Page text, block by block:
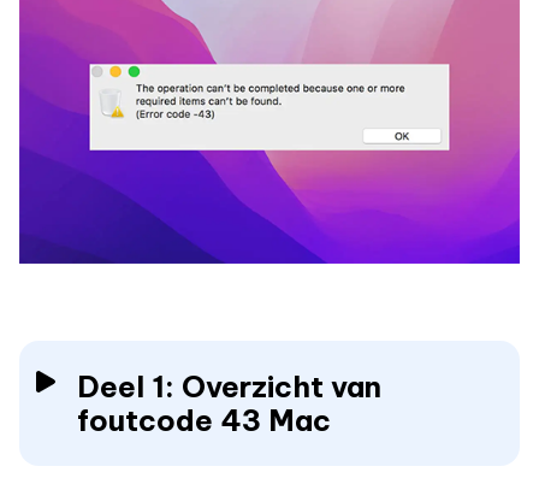
Deel 1: Overzicht van
foutcode 43 Mac